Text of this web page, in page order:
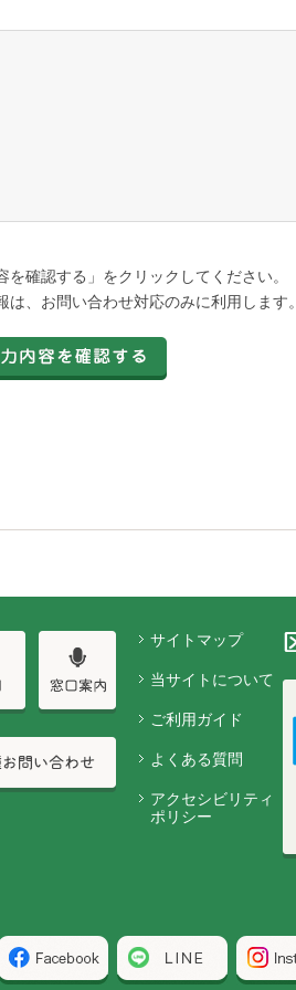
を確認する」をクリックしてください。
、お問い合わせ対応のみに利用します。
サイトマップ
当サイトについて
ご利用ガイド
よくある質問
アクセシビリティ
ポリシー